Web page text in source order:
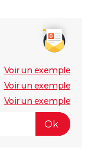
Voir un exemple
Voir un exemple
Voir un exemple